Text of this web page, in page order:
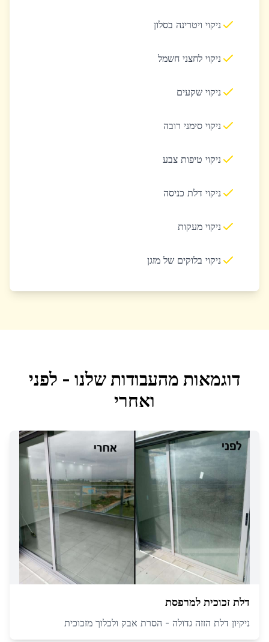
ניקוי ויטרינה בסלון
ניקוי לחצני חשמל
ניקוי שקעים
ניקוי סימני רובה
ניקוי טיפות צבע
ניקוי דלת כניסה
ניקוי מעקות
ניקוי בלוקים של מזגן
דוגמאות מהעבודות שלנו - לפני
ואחרי
דלת זכוכית למרפסת
ניקיון דלת הזזה גדולה - הסרת אבק ולכלוך מזכוכית